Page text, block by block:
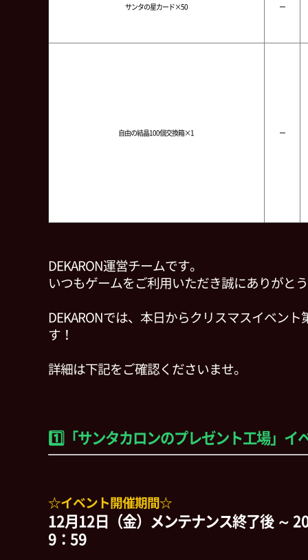
サンタの星カード×50 ー
自由の結晶100個交換箱×1 ー
DEKARON運営チームです。
いつもゲームをご利用いただき誠にありがと
DEKARONでは、本日からクリスマスイベント
す！
詳細は下記をご確認くださいませ。
1️⃣「サンタカロンのプレゼント工場」イ
☆イベント開催期間☆
12月12日（金）メンテナンス終了後 ～
9：59